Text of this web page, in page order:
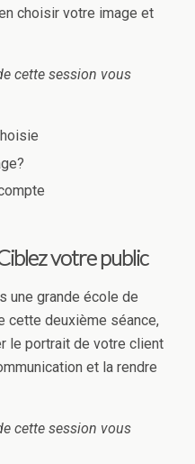
choisir votre image et
cette session vous
votre public
une grande école de
cette deuxième séance,
le portrait de votre client
et la rendre
cette session vous